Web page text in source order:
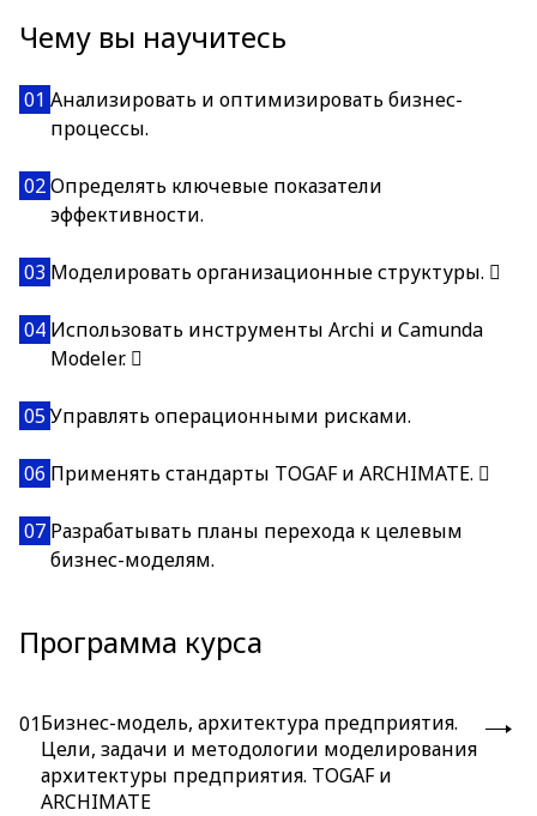
Чему вы научитесь
01 Анализировать и оптимизировать бизнес-
процессы.
02Определять ключевые показатели
эффективности.
03 Моделировать организационные структуры. 
04 Использовать инструменты Archi и Camunda
Modeler. 
05Управлять операционными рисками.
06 Применять стандарты TOGAF и ARCHIMATE. 
07 Разрабатывать планы перехода к целевым
бизнес-моделям.
Программа курса
01Бизнес-модель, архитектура предприятия.
Цели, задачи и методологии моделирования
архитектуры предприятия. TOGAF и
ARCHIMATE